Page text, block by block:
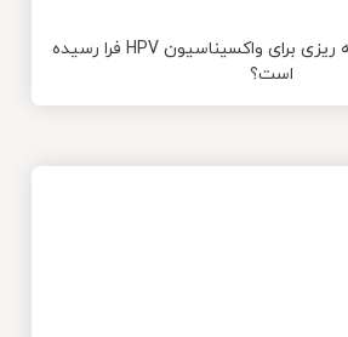
آیا اکنون زمان برنامه ریزی برای واکسیناسیون HPV فرا رسیده
است؟